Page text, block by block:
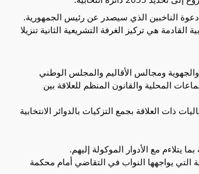
دعوة الناخبين الذي سيصدر عن رئيس الجمهورية.
هي تركيز الغرفة التشريعية الثانية تنزيلا
ومجالس الأقاليم والمجلس الوطني
المحلية والقانون المنظم للعلاقة بين
العلاقة بجمع التزكيات بالدوائر الانتخابية
يتلاءم مع الأدوار الموكولة إليهم.
التي يواجهها النواب في التقاضي أمام محكمة